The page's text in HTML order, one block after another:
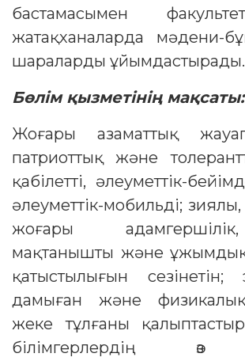
бастамасымен
жатақханаларда мәдени-
шараларды ұйымдастырады.
Бөлім қызметінің мақсаты:
Жоғары азаматтық
патриоттық және
қабілетті, әлеуметтік-
әлеуметтік-мобильді;
жоғары
мақтанышты және ұжымдық
қатыстылығын сезінетін;
дамыған және физикалық
жеке тұлғаны
білімгерлердің өз